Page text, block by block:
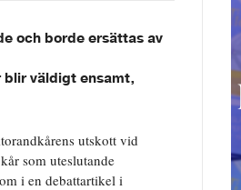
och borde ersättas av
väldigt ensamt,
utskott vid
som uteslutande
i en debattartikel i